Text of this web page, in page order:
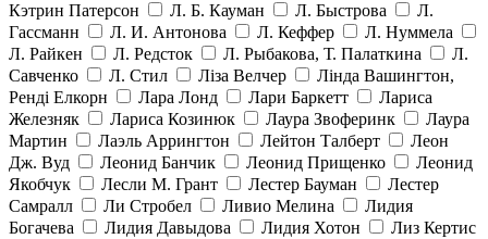
Кэтрин Патерсон
Л. Б. Кауман Л. Быстрова
Л.
Гассманн
Л. И. Антонова Л. Кеффер
Л. Нуммела
Л. Райкен
Л. Редсток Л. Рыбакова, Т. Палаткина
Л.
Савченко
Л. Стил Ліза Велчер
Лінда Вашингтон,
Ренді Елкорн
Лара Лонд Лари Баркетт
Лариса
Железняк
Лариса Козинюк Лаура Звоферинк
Лаура
Мартин
Лаэль Аррингтон Лейтон Талберт
Леон
Дж. Вуд
Леонид Банчик Леонид Прищенко
Леонид
Якобчук
Лесли М. Грант Лестер Бауман
Лестер
Самралл
Ли Стробел Ливио Мелина
Лидия
Богачева
Лидия Давыдова Лидия Хотон
Лиз Кертис